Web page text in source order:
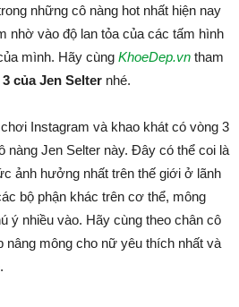
những cô nàng hot nhất hiện nay
nhờ vào độ lan tỏa của các tấm hình
mình. Hãy cùng KhoeDep.vn tham
của Jen Selter nhé.
Instagram và khao khát có vòng 3
nàng Jen Selter này. Đây có thể coi là
ảnh hưởng nhất trên thế giới ở lãnh
bộ phận khác trên cơ thể, mông
ý nhiều vào. Hãy cùng theo chân cô
nâng mông cho nữ yêu thích nhất và